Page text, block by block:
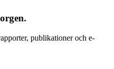
publikationer och e-